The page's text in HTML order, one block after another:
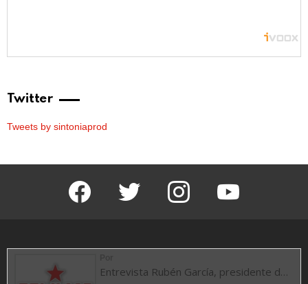
Twitter
Tweets by sintoniaprod
facebook twitter instagram youtube